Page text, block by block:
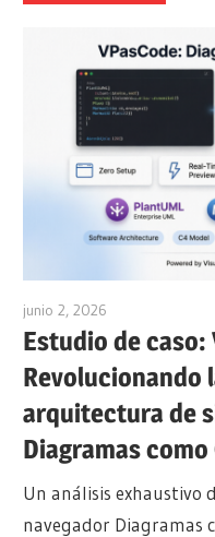
junio 2, 2026
Estudio de caso:
Revolucionando
arquitectura de
Diagramas como
Un análisis exhaustivo
navegador Diagramas